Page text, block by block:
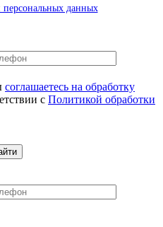
персональных данных
соглашаетесь на обработку
с Политикой обработки